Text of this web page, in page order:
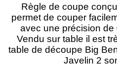
Règle de coupe
permet de couper
avec une précision de
Vendu sur table il est
table de découpe Big
Javelin 2